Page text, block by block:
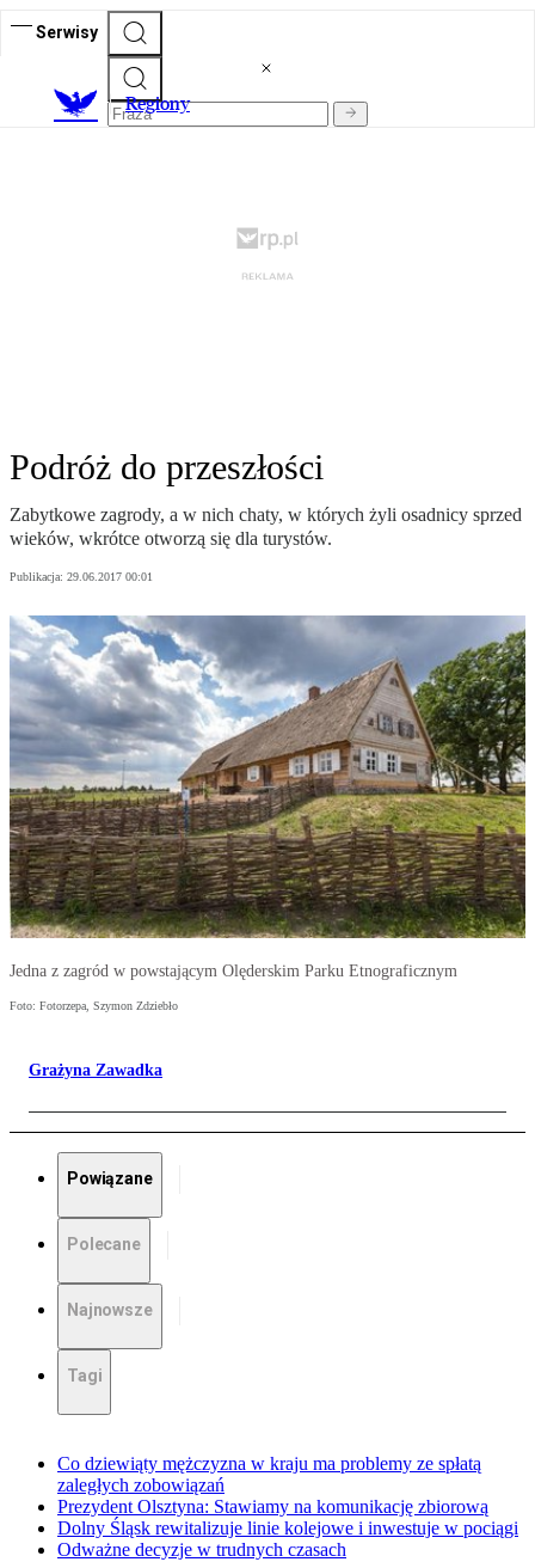
Serwisy
Regiony
Podróż do przeszłości
Zabytkowe zagrody, a w nich chaty, w których żyli osadnicy sprzed
wieków, wkrótce otworzą się dla turystów.
Publikacja: 29.06.2017 00:01
Jedna z zagród w powstającym Olęderskim Parku Etnograficznym
Foto: Fotorzepa, Szymon Zdziebło
Grażyna Zawadka
Powiązane
Polecane
Najnowsze
Tagi
Co dziewiąty mężczyzna w kraju ma problemy ze spłatą
zaległych zobowiązań
Prezydent Olsztyna: Stawiamy na komunikację zbiorową
Dolny Śląsk rewitalizuje linie kolejowe i inwestuje w pociągi
Odważne decyzje w trudnych czasach